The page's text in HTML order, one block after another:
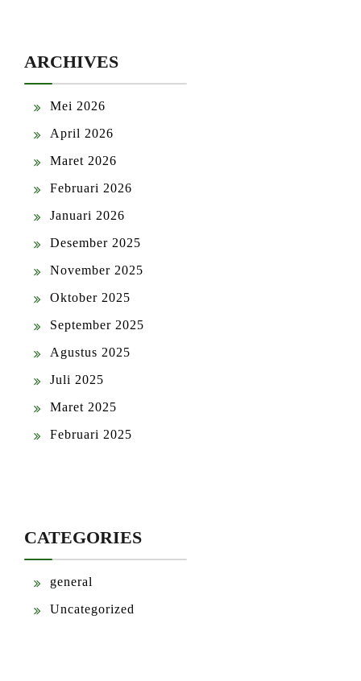
ARCHIVES
Mei 2026
April 2026
Maret 2026
Februari 2026
Januari 2026
Desember 2025
November 2025
Oktober 2025
September 2025
Agustus 2025
Juli 2025
Maret 2025
Februari 2025
CATEGORIES
general
Uncategorized